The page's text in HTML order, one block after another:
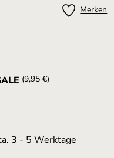
Merken
(9,95 €)
3 - 5 Werktage